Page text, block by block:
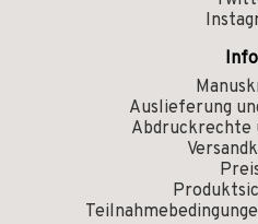
Auslieferung
Abdruckrechte